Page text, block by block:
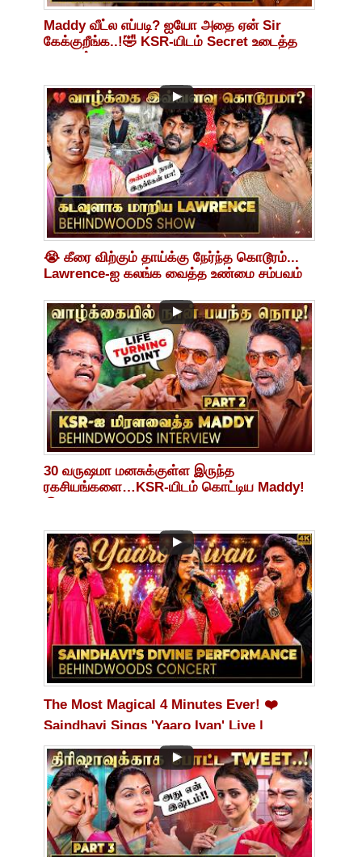
Maddy வீட்ல எப்படி? ஐயோ அதை ஏன் Sir
கேக்குறீங்க..!🤣 KSR-யிடம் Secret உடைத்த
😭 கீரை விற்கும் தாய்க்கு நேர்ந்த கொடூரம்...
Lawrence-ஐ கலங்க வைத்த உண்மை சம்பவம்
30 வருஷமா மனசுக்குள்ள இருந்த
ரகசியங்களை…KSR-யிடம் கொட்டிய Maddy!
The Most Magical 4 Minutes Ever! ❤️
Saindhavi Sings 'Yaaro Ivan' Live |
Audience Spellbound 😭